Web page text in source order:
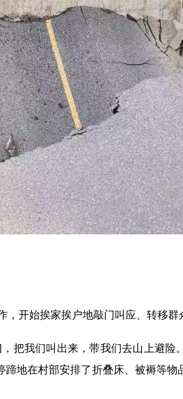
开始挨家挨户地敲门叫应、转移群
我们叫出来，带我们去山上避险
地在村部安排了折叠床、被褥等物